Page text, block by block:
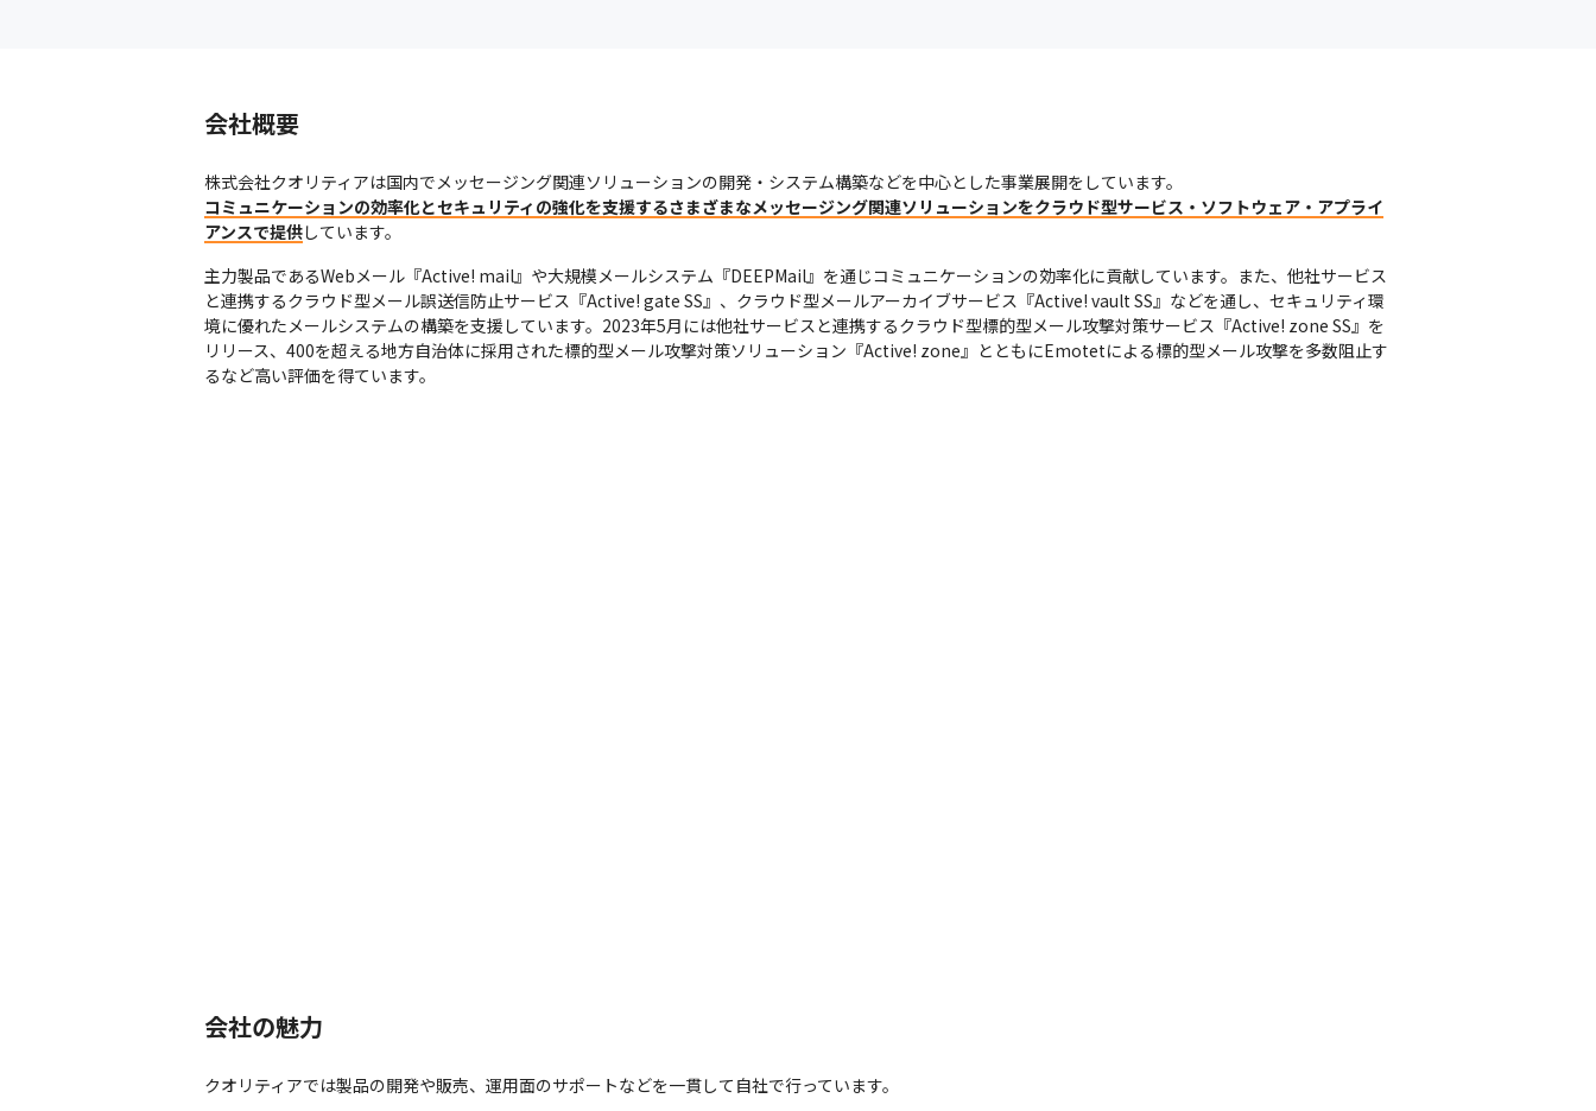
会社概要
コミュニケーションの効率化とセキュリティの強化を支援するさまざまなメッセージング関連ソリューションをクラウド型サービス・ソフトウェア・アプライ
アンスで提供しています。
主力製品であるWebメール『Active! mail』や大規模メールシステム『DEEPMail』を通じコミュニケーションの効率化に貢献しています。また、他社サービス
と連携するクラウド型メール誤送信防止サービス『Active! gate SS』、クラウド型メールアーカイブサービス『Active! vault SS』などを通し、セキュリティ環
境に優れたメールシステムの構築を支援しています。2023年5月には他社サービスと連携するクラウド型標的型メール攻撃対策サービス『Active! zone SS』を
リリース、400を超える地方自治体に採用された標的型メール攻撃対策ソリューション『Active! zone』とともにEmotetによる標的型メール攻撃を多数阻止す
るなど高い評価を得ています。
会社の魅力
クオリティアでは製品の開発や販売、運用面のサポートなどを一貫して自社で行っています。